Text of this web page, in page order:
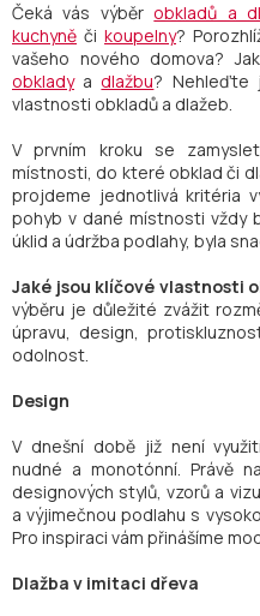
Čeká vás výběrobkladů a
kuchyně či koupelny?
vašeho nového domova?
obkladyadlažbu? Nehleďte
vlastnosti obkladů a dlažeb.
V prvním kroku se
místnosti, do které obklad či
projdeme jednotlivá kritéria
pohyb v dané místnosti vždy
úklid a údržba podlahy, byla
Jaké jsou klíčové vlastnosti
výběru je důležité zvážit
úpravu, design,
odolnost.
Design
V dnešní době již není
nudné a monotónní. Právě
designových stylů, vzorů a
a výjimečnou podlahu s
Pro inspiraci vám přinášíme
Dlažba v imitaci dřeva